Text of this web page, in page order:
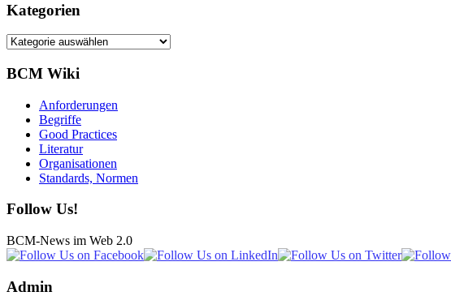
Kategorien
Kategorien
BCM Wiki
Anforderungen
Begriffe
Good Practices
Literatur
Organisationen
Standards, Normen
Follow Us!
BCM-News im Web 2.0
Admin